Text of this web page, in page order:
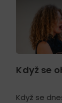
Když se
Když se